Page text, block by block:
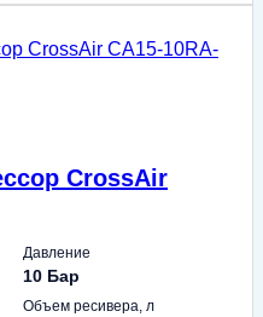
CrossAir
Давление
10 Бар
Объем ресивера, л